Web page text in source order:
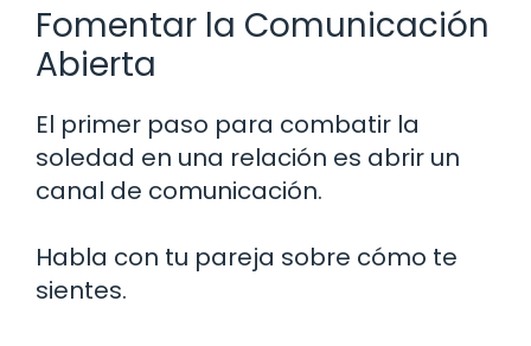
Fomentar la Comunicación
Abierta
El primer paso para combatir la
soledad en una relación es abrir un
canal de comunicación.
Habla con tu pareja sobre cómo te
sientes.